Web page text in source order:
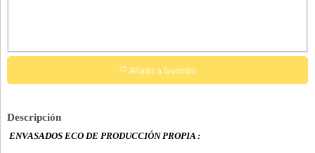
Añadir a favoritos
Descripción
ENVASADOS ECO DE PRODUCCIÓN PROPIA :